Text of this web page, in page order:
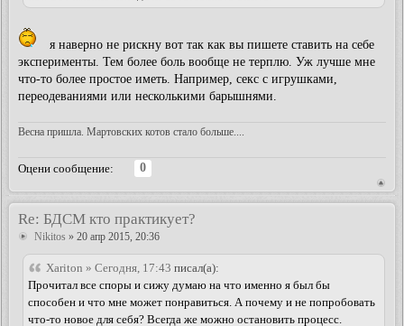
я наверно не рискну вот так как вы пишете ставить на себе
эксперименты. Тем более боль вообще не терплю. Уж лучше мне
что-то более простое иметь. Например, секс с игрушками,
переодеваниями или несколькими барышнями.
Весна пришла. Мартовских котов стало больше....
Оцени сообщение:
0
Re: БДСМ кто практикует?
Nikitos » 20 апр 2015, 20:36
Xariton » Сегодня, 17:43 писал(а):
Прочитал все споры и сижу думаю на что именно я был бы
способен и что мне может понравиться. А почему и не попробовать
что-то новое для себя? Всегда же можно остановить процесс.